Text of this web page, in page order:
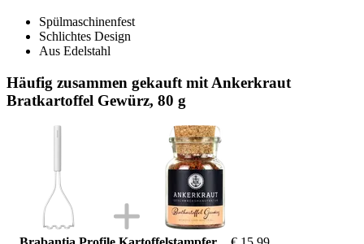
Spülmaschinenfest
Schlichtes Design
Aus Edelstahl
Häufig zusammen gekauft mit Ankerkraut
Bratkartoffel Gewürz, 80 g